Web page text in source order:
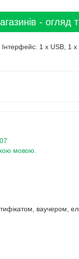
- огляд
1 x USB, 1
мовою.
ваучером,